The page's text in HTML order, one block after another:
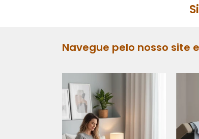
Navegue pelo nosso site